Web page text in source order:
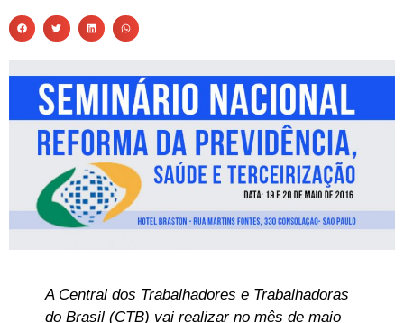
A Central dos Trabalhadores e Trabalhadoras
do Brasil (CTB) vai realizar no mês de maio